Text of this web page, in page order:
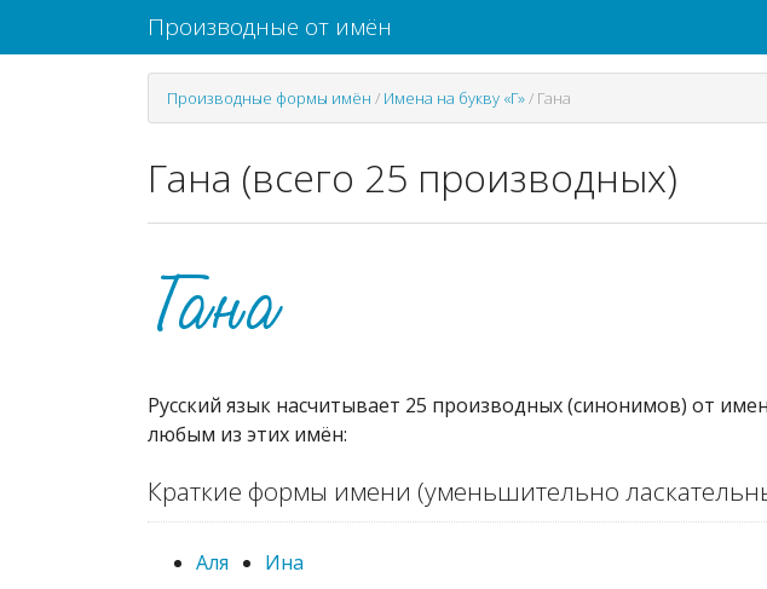
Производные от имён
Производные формы имён / Имена на букву «Г»/ Гана
Гана (всего 25 производных)
Русский язык насчитывает 25 производных (синонимов) от
любым из этих имён:
Краткие формы имени (уменьшительно
Аля Ина